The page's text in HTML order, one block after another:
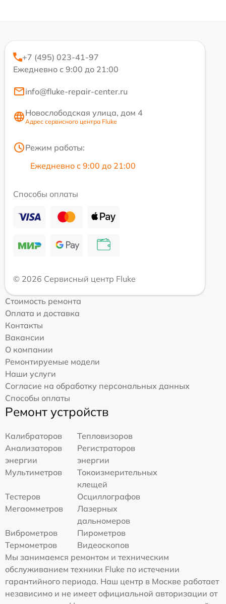
+7 (495) 023-41-97
Ежедневно с 9:00 до 21:00
info@fluke-repair-center.ru
Новослободская улица, дом 4
Адрес сервисного центра Fluke
Режим работы:
Ежедневно с 9:00 до 21:00
Способы оплаты
© 2026 Сервисный центр Fluke
Стоимость ремонта
Оплата и доставка
Контакты
Вакансии
О компании
Ремонтируемые модели
Наши услуги
Согласие на обработку персональных данных
Способы оплаты
Ремонт устройств
Калибраторов
Тепловизоров
Анализаторов
энергии
Регистраторов
энергии
Мультиметров
Токоизмерительных
клещей
Тестеров
Осциллографов
Мегаомметров
Лазерных
дальномеров
Виброметров
Пирометров
Термометров
Видеоскопов
Мы занимаемся ремонтом и техническим
обслуживанием техники Fluke по истечении
гарантийного периода. Наш центр в Москве работает
независимо и не имеет официальной авторизации от